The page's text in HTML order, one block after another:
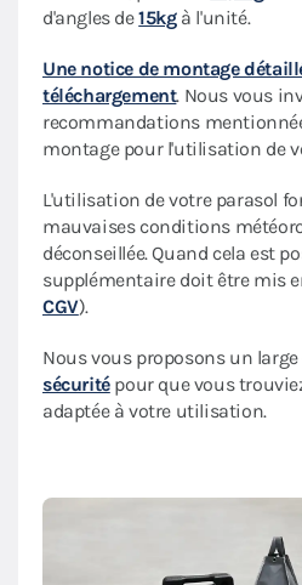
d'angles de15kgà l'unité.
Une notice de montage
téléchargement. Nous vous
recommandations
montage pour l'utilisation de
L'utilisation de votre parasol
mauvaises conditions
déconseillée. Quand cela est
supplémentaire doit être mis
CGV).
Nous vous proposons un
sécuritépour que vous
adaptée à votre utilisation.